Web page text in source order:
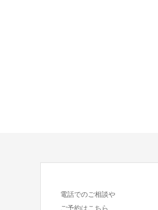
電話でのご相談や
ご予約はこちら